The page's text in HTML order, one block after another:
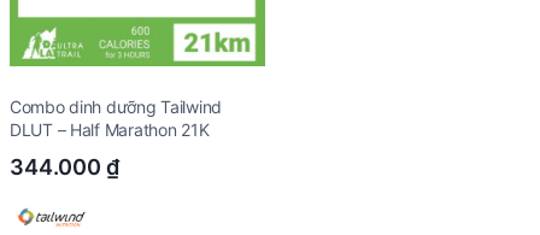
Combo dinh dưỡng Tailwind
DLUT – Half Marathon 21K
344.000 ₫